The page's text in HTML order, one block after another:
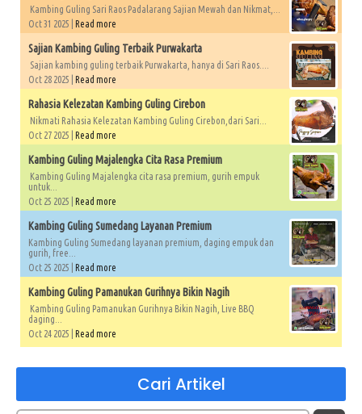
Kambing Guling Sari Raos Padalarang Sajian Mewah dan Nikmat,...
Oct 31 2025 | Read more
Sajian Kambing Guling Terbaik Purwakarta
Sajian kambing guling terbaik Purwakarta, hanya di Sari Raos....
Oct 28 2025 | Read more
Rahasia Kelezatan Kambing Guling Cirebon
Nikmati Rahasia Kelezatan Kambing Guling Cirebon,dari Sari...
Oct 27 2025 | Read more
Kambing Guling Majalengka Cita Rasa Premium
Kambing Guling Majalengka cita rasa premium, gurih empuk
untuk...
Oct 25 2025 | Read more
Kambing Guling Sumedang Layanan Premium
Kambing Guling Sumedang layanan premium, daging empuk dan
gurih, free...
Oct 25 2025 | Read more
Kambing Guling Pamanukan Gurihnya Bikin Nagih
Kambing Guling Pamanukan Gurihnya Bikin Nagih, Live BBQ
daging...
Oct 24 2025 | Read more
Cari Artikel